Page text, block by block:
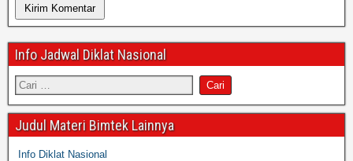
Info Jadwal Diklat Nasional
Judul Materi Bimtek Lainnya
Info Diklat Nasional